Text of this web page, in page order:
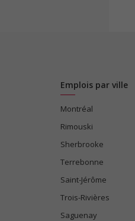
Emplois par ville
Montréal
Rimouski
Sherbrooke
Terrebonne
Saint-Jérôme
Trois-Rivières
Saguenay